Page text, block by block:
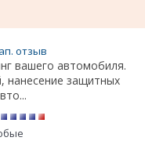
отзыв
вашего автомобиля.
нанесение защитных